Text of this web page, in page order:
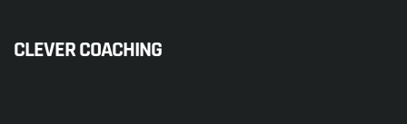
CLEVER COACHING